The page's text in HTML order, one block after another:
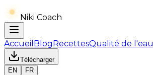
Niki Coach
Accueil BlogRecettesQualité de l'eau
Télécharger
EN
FR